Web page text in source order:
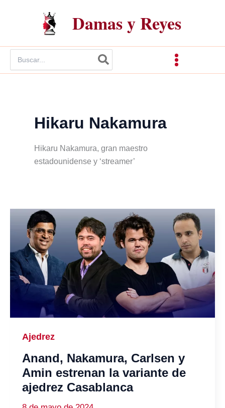
Damas y Reyes
por:
Hikaru Nakamura
Hikaru Nakamura, gran maestro
estadounidense y ‘streamer’
Ajedrez
Anand, Nakamura, Carlsen y
Amin estrenan la variante de
ajedrez Casablanca